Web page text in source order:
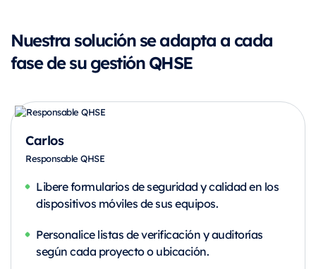
Nuestra solución se adapta a cada
fase de su gestión QHSE
Carlos
Responsable QHSE
Libere formularios de seguridad y calidad en los
dispositivos móviles de sus equipos.
Personalice listas de verificación y auditorías
según cada proyecto o ubicación.